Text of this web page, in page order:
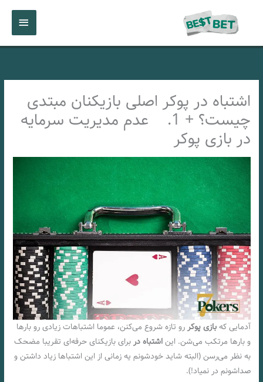
اصلی
اشتباه در پوکر اصلی بازیکنان مبتدی
چیست؟ + 1. عدم مدیریت سرمایه
در بازی پوکر
آدمایی کهبازی پوکر رو تازه شروع می‌کنن، عموما اشتباهات زیادی رو بارها
و بارها مرتکب می‌شن. ایناشتباه دربرای بازیکنای حرفه‌ای تقریبا مضحک
به نظر می‌رسن (البته شاید خودشونم یه زمانی از این اشتباها زیاد داشتن و
صداشونم در نمیاد!).